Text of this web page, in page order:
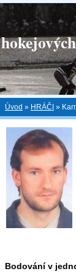
Úvod » HRÁČI »
Bodování v